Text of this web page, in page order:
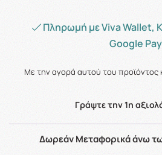
Πληρωμή με Viva Wallet,
Google Pay
Με την αγορά αυτού του προϊόντος
Γράψτε την 1η
Δωρεάν Μεταφορικά άνω